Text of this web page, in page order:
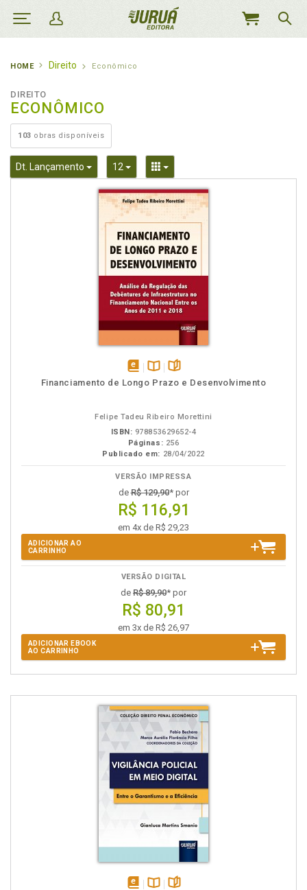
MEU
HOME Direito Econômico
DIREITO
ECONÔMICO
103 obras disponíveis
Dt. Lançamento Toggle Dropdown
12 Toggle DropdownToggle Dropdown
disponível
Disponível
páginas
Financiamento de Longo Prazo e Desenvolvimento
Felipe Tadeu Ribeiro Morettini
ISBN: 978853629652-4
Páginas: 256
Publicado em: 28/04/2022
VERSÃO IMPRESSA
deR$ 129,90* por
R$ 116,91
em 4x de R$ 29,23
ADICIONAR AO
CARRINHO
VERSÃO DIGITAL
de R$ 89,90* por
R$ 80,91
em 3x de R$ 26,97
ADICIONAR EBOOK
AO CARRINHO